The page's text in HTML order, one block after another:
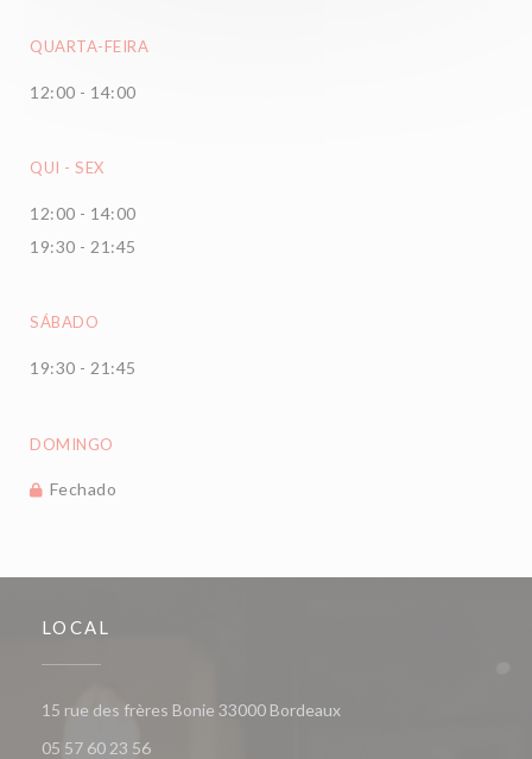
QUARTA-FEIRA
12:00 - 14:00
QUI - SEX
12:00 - 14:00
19:30 - 21:45
SÁBADO
19:30 - 21:45
DOMINGO
Fechado
LOCAL
15 rue des frères Bonie 33000 Bordeaux((abre numa nova janela))
05 57 60 23 56